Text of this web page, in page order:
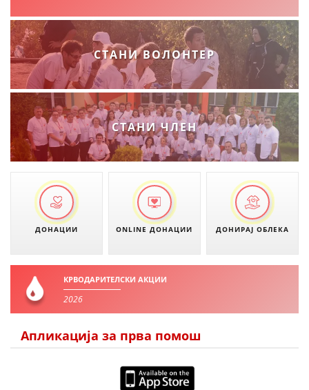
СТАНИ ВОЛОНТЕР
СТАНИ ЧЛЕН
ДОНАЦИИ ONLINE ДОНАЦИИ ДОНИРАЈ ОБЛЕКА
КРВОДАРИТЕЛСКИ АКЦИИ
2026
Апликација за прва помош